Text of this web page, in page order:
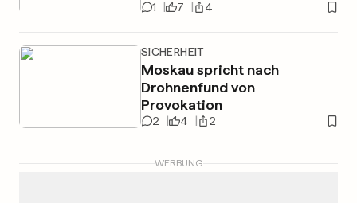
1 7 4
SICHERHEIT
Moskau spricht nach
Drohnenfund von
Provokation
2 4 2
WERBUNG